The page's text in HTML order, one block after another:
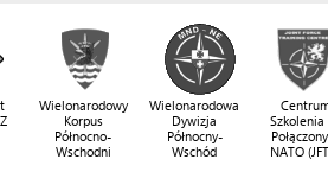
Wielonarodowy
Korpus
Północno-
Wschodni
Wielonarodowa
Dywizja
Północny-
Wschód
Szkolenia
NATO